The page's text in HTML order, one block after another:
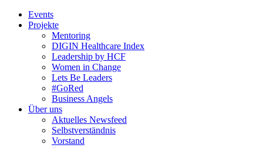
Events
Projekte
Mentoring
DIGIN Healthcare Index
Leadership by HCF
Women in Change
Lets Be Leaders
#GoRed
Business Angels
Über uns
Aktuelles Newsfeed
Selbstverständnis
Vorstand